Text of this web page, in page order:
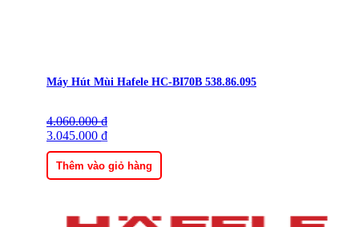
Máy Hút Mùi Hafele HC-BI70B 538.86.095
4.060.000₫
Giá
gốc
là:
4.060.000 ₫.
3.045.000 ₫
Giá
hiện
tại
là:
3.045.000 ₫.
Thêm vào giỏ hàng